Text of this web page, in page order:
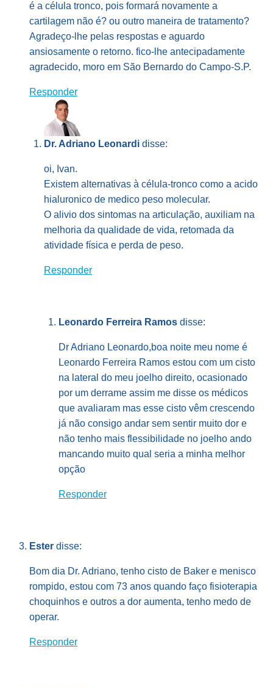
é a célula tronco, pois formará novamente a
cartilagem não é? ou outro maneira de tratamento?
Agradeço-lhe pelas respostas e aguardo
ansiosamente o retorno. fico-lhe antecipadamente
agradecido, moro em São Bernardo do Campo-S.P.
Responder
Dr. Adriano Leonardi disse:
oi, Ivan.
Existem alternativas à célula-tronco como a acido
hialuronico de medico peso molecular.
O alivio dos sintomas na articulação, auxiliam na
melhoria da qualidade de vida, retomada da
atividade física e perda de peso.
Responder
Leonardo Ferreira Ramos disse:
Dr Adriano Leonardo,boa noite meu nome é
Leonardo Ferreira Ramos estou com um cisto
na lateral do meu joelho direito, ocasionado
por um derrame assim me disse os médicos
que avaliaram mas esse cisto vêm crescendo
já não consigo andar sem sentir muito dor e
não tenho mais flessibilidade no joelho ando
mancando muito qual seria a minha melhor
opção
Responder
Ester disse:
Bom dia Dr. Adriano, tenho cisto de Baker e menisco
rompido, estou com 73 anos quando faço fisioterapia
choquinhos e outros a dor aumenta, tenho medo de
operar.
Responder